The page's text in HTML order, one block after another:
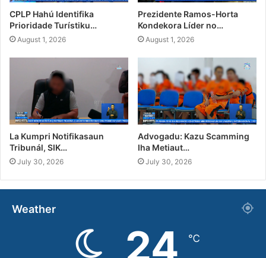
CPLP Hahú Identifika
Prioridade Turístiku…
August 1, 2026
Prezidente Ramos-Horta
Kondekora Líder no…
August 1, 2026
La Kumpri Notifikasaun
Tribunál, SIK…
July 30, 2026
Advogadu: Kazu Scamming
Iha Metiaut…
July 30, 2026
Weather
24 ℃